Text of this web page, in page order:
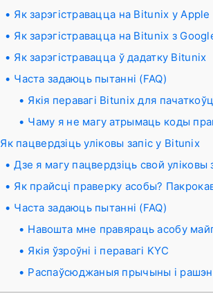
Як зарэгістравацца на Bitunix у Apple
Як зарэгістравацца на Bitunix з
Як зарэгістравацца ў дадатку Bitunix
Часта задаюць пытанні (FAQ)
Якія перавагі Bitunix для
Чаму я не магу атрымаць коды
Як пацвердзіць уліковы запіс у Bitunix
Дзе я магу пацвердзіць свой уліковы
Як прайсці праверку асобы?
Часта задаюць пытанні (FAQ)
Навошта мне правяраць асобу
Якія ўзроўні і перавагі KYC
Распаўсюджаныя прычыны і